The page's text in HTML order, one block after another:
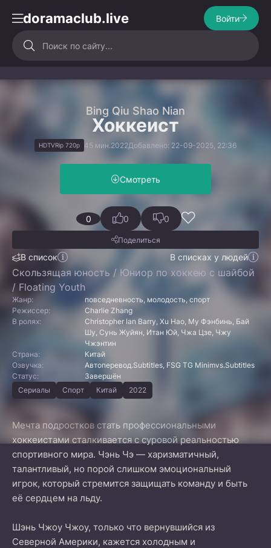
doramaclub.live Войти
Bing Qiu Shao Nian
Хоккеист
HDTVRip 720p 45 мин.2022Добавлено: 22-09-2025, 22:36
Смотреть
0
В список В списках у людей
0 0
Поделиться
Скользящая юность / Юниор по хоккею с шайбой
/ Floating Youth
Жанр:
повседневность, молодость, спорт
Режиссер:
Charlie Zhang
В ролях:
Christopher Ian Barry, Xu Hao, Му Фэнбинь, Бай
Шу, Сунь Жуйян, Итан Юй, Чжа Цзе, Чжу
Чжэнтин
Страна:
Китай
Озвучка:
Автоперевод.Subtitles, FSG TG Minimvs.Subtitles
Статус:
Завершён
Сериалы
Спорт Китай 2022
Мечта подростков стать профессиональными
хоккеистами сталкивается с суровой реальностью
спортивного мира. Чэнь Чэ — харизматичный,
талантливый, но порой слишком эмоциональный
игрок, который стремится защищать команду и быть
её сердцем на льду.
Шэнь Чжоу Чжоу, только что вернувшийся из
Северной Америки, кажется холодным и